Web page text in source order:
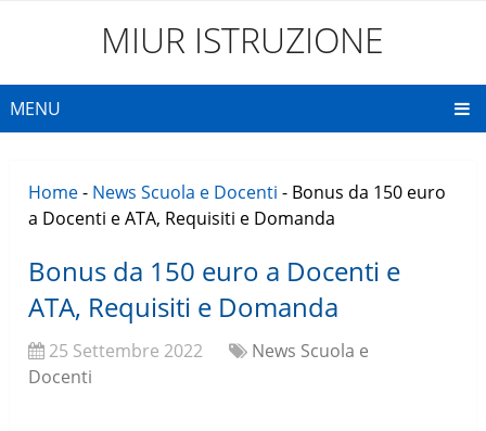
MIUR ISTRUZIONE
MENU
Home- News Scuola e Docenti - Bonus da 150 euro
a Docenti e ATA, Requisiti e Domanda
Bonus da 150 euro a Docenti e
ATA, Requisiti e Domanda
25 Settembre 2022
News Scuola e
Docenti